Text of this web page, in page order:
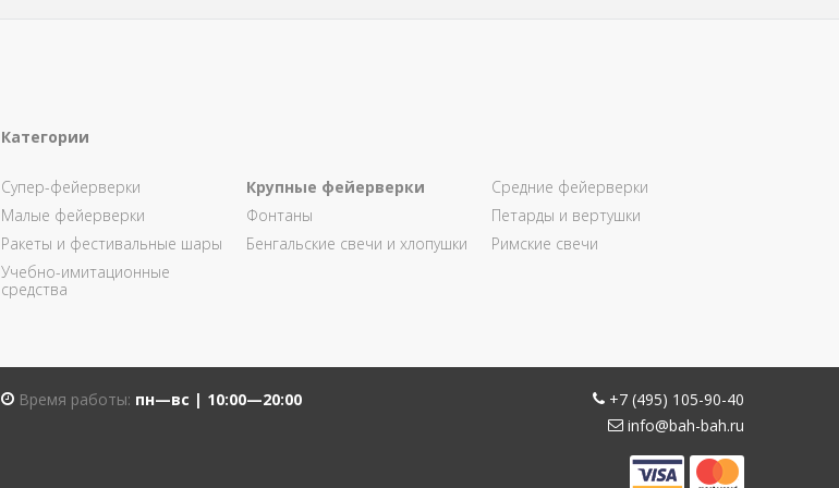
Категории
Супер-фейерверки Крупные фейерверки
Средние фейерверки
Малые фейерверки
Фонтаны
Петарды и вертушки
Ракеты и фестивальные шары
Бенгальские свечи и хлопушки
Римские свечи
Учебно-имитационные
средства
Время работы: пн—вс | 10:00—20:00
+7 (495) 105-90-40
info@bah-bah.ru